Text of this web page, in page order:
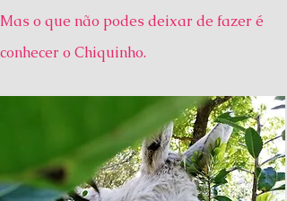
Mas o que não podes deixar de fazer é
conhecer o Chiquinho.